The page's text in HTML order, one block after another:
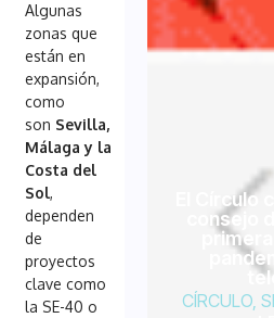
Algunas
zonas que
están en
expansión,
como
son Sevilla,
Málaga y la
Costa del
Sol,
dependen
de
proyectos
clave como
la SE-40 o
El Círculo
consejo
CÍRCULO,